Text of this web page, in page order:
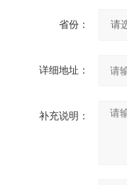
省份：
详细地址：
补充说明：